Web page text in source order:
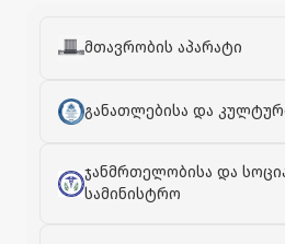
მთავრობის აპარატი
განათლებისა და
ჯანმრთელობისა და
სამინისტრო